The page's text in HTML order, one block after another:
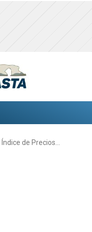
Índice de Precios…